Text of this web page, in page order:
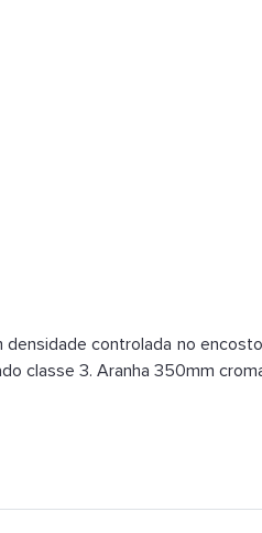
densidade controlada no
classe 3. Aranha 350mm